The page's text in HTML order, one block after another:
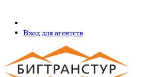
Вход для агентств